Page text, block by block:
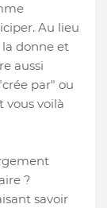
Au lieu
donne et
aussi
par" ou
vous voilà
?
savoir